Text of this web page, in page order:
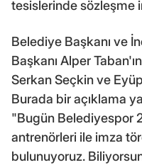
tesislerinde sözleşme
Belediye Başkanı ve
Başkanı Alper
Serkan Seçkin ve
Burada bir açıklama
"Bugün Belediyespor
antrenörleri ile imza
bulunuyoruz.